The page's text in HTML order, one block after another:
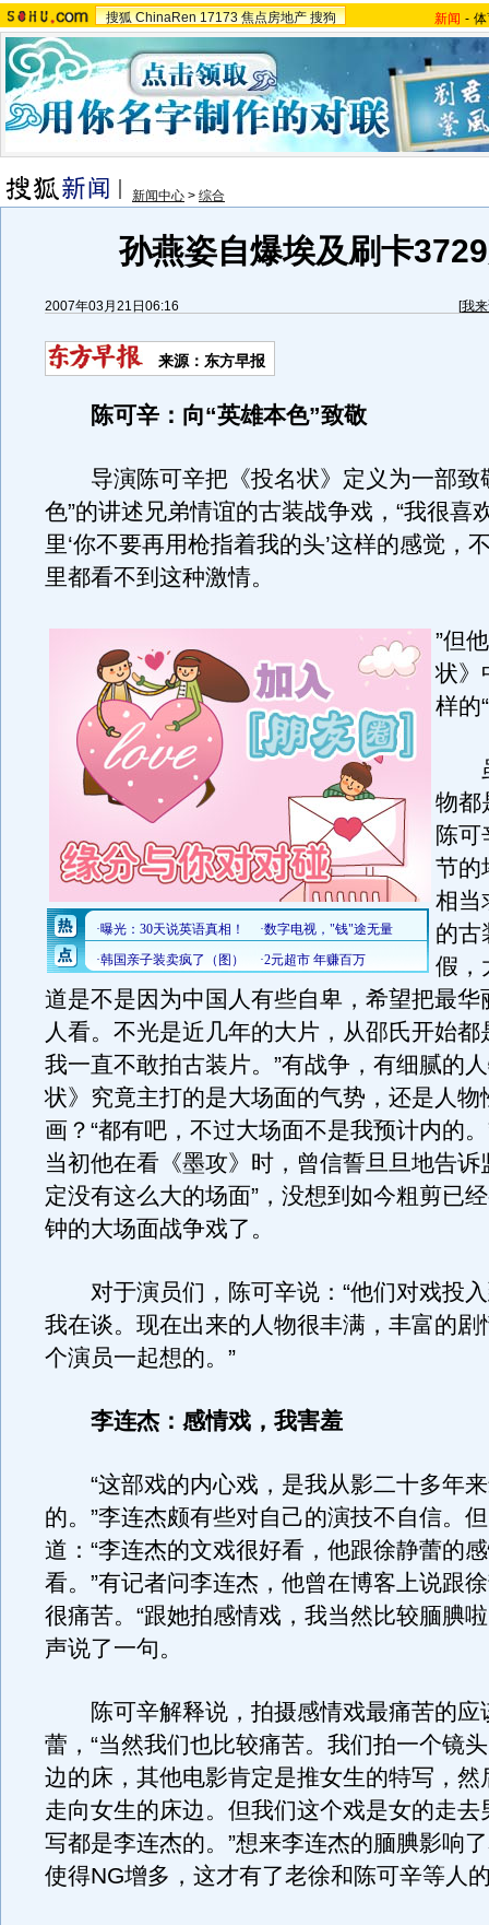
搜狐 ChinaRen 17173 焦点房地产 搜狗 新闻 -
新闻中心 > 综合
孙燕姿自爆埃及刷卡
2007年03月21日06:16 [我
来源：东方早报
陈可辛：向“英雄本色”致敬
导演陈可辛把《投名状》定义为一部致
色”的讲述兄弟情谊的古装战争戏，“我很喜
里‘你不要再用枪指着我的头’这样的感觉，
里都看不到这种激情。
”但
状》
样的
虽
物都
陈可
节的
相当
的古
假，
道是不是因为中国人有些自卑，希望把最华
人看。不光是近几年的大片，从邵氏开始都
我一直不敢拍古装片。”有战争，有细腻的
状》究竟主打的是大场面的气势，还是人物
画？“都有吧，不过大场面不是我预计内的
当初他在看《墨攻》时，曾信誓旦旦地告诉
定没有这么大的场面”，没想到如今粗剪已
钟的大场面战争戏了。
对于演员们，陈可辛说：“他们对戏投入
我在谈。现在出来的人物很丰满，丰富的剧
个演员一起想的。”
李连杰：感情戏，我害羞
“这部戏的内心戏，是我从影二十多年
的。”李连杰颇有些对自己的演技不自信。
道：“李连杰的文戏很好看，他跟徐静蕾的
看。”有记者问李连杰，他曾在博客上说跟
很痛苦。“跟她拍感情戏，我当然比较腼腆
声说了一句。
陈可辛解释说，拍摄感情戏最痛苦的应
蕾，“当然我们也比较痛苦。我们拍一个镜
边的床，其他电影肯定是推女生的特写，然
走向女生的床边。但我们这个戏是女的走去
写都是李连杰的。”想来李连杰的腼腆影响
使得NG增多，这才有了老徐和陈可辛等人